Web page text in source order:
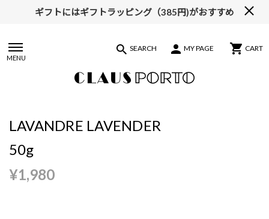
ギフトにはギフトラッピング（385円)がおすすめ
MENU
SEARCH MY PAGE CART
LAVANDRE LAVENDER
50g
¥1,980